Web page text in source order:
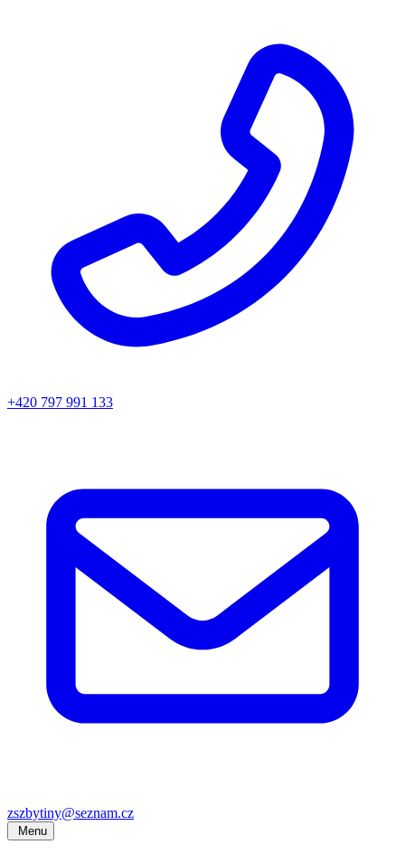
+420 797 991 133
zszbytiny@seznam.cz
Menu